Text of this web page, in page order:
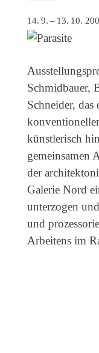
aktuelle
Kommende
Ortstermin
aktuelle
Anfrage
14. 9. – 13. 10.
Schmidbauer,
Schneider, das
künstlerisch
gemeinsamen
der
Galerie Nord
unterzogen
und
Arbeitens im